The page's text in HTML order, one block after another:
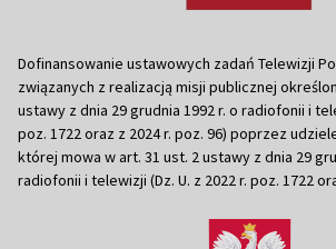
Dofinansowanie ustawowych zadań Telewizji
związanych z realizacją misji publicznej
ustawy z dnia 29 grudnia 1992 r. o radiofonii i
poz. 1722 oraz z 2024 r. poz. 96) poprzez
której mowa w art. 31 ust. 2 ustawy z dnia 29
radiofonii i telewizji (Dz. U. z 2022 r. poz. 1722